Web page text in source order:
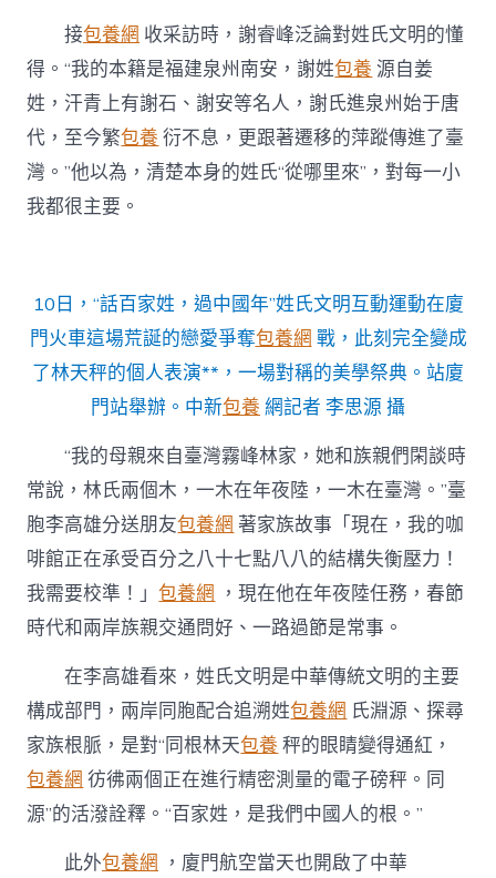
接包養網 收采訪時，謝睿峰泛論對姓氏文明的懂
得。“我的本籍是福建泉州南安，謝姓包養 源自姜
姓，汗青上有謝石、謝安等名人，謝氏進泉州始于唐
代，至今繁包養 衍不息，更跟著遷移的萍蹤傳進了臺
灣。”他以為，清楚本身的姓氏“從哪里來”，對每一小
我都很主要。
10日，“話百家姓，過中國年”姓氏文明互動運動在廈
門火車這場荒誕的戀愛爭奪包養網 戰，此刻完全變成
了林天秤的個人表演**，一場對稱的美學祭典。站廈
門站舉辦。中新包養 網記者 李思源 攝
“我的母親來自臺灣霧峰林家，她和族親們閑談時
常說，林氏兩個木，一木在年夜陸，一木在臺灣。”臺
胞李高雄分送朋友包養網 著家族故事「現在，我的咖
啡館正在承受百分之八十七點八八的結構失衡壓力！
我需要校準！」包養網 ，現在他在年夜陸任務，春節
時代和兩岸族親交通問好、一路過節是常事。
在李高雄看來，姓氏文明是中華傳統文明的主要
構成部門，兩岸同胞配合追溯姓包養網 氏淵源、探尋
家族根脈，是對“同根林天包養 秤的眼睛變得通紅，
包養網 彷彿兩個正在進行精密測量的電子磅秤。同
源”的活潑詮釋。“百家姓，是我們中國人的根。”
此外包養網 ，廈門航空當天也開啟了中華